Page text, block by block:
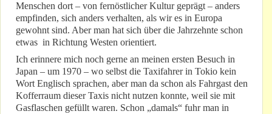
Menschen dort – von fernöstlicher Kultur geprägt – anders
empfinden, sich anders verhalten, als wir es in Europa
gewohnt sind. Aber man hat sich über die Jahrzehnte schon
etwas in Richtung Westen orientiert.
Ich erinnere mich noch gerne an meinen ersten Besuch in
Japan – um 1970 – wo selbst die Taxifahrer in Tokio kein
Wort Englisch sprachen, aber man da schon als Fahrgast den
Kofferraum dieser Taxis nicht nutzen konnte, weil sie mit
Gasflaschen gefüllt waren. Schon „damals“ fuhr man in